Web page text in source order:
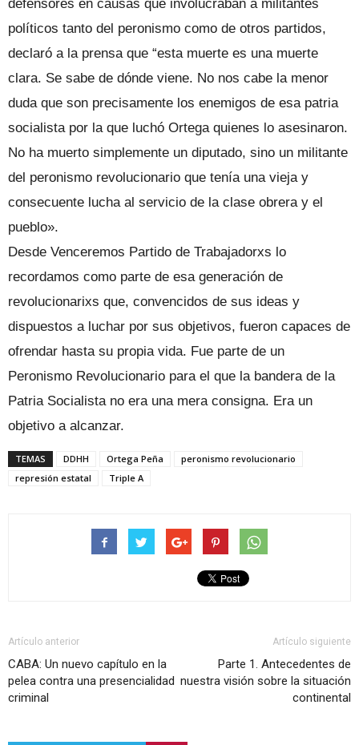
defensores en causas que involucraban a militantes
políticos tanto del peronismo como de otros partidos,
declaró a la prensa que “esta muerte es una muerte
clara. Se sabe de dónde viene. No nos cabe la menor
duda que son precisamente los enemigos de esa patria
socialista por la que luchó Ortega quienes lo asesinaron.
No ha muerto simplemente un diputado, sino un militante
del peronismo revolucionario que tenía una vieja y
consecuente lucha al servicio de la clase obrera y el
pueblo».
Desde Venceremos Partido de Trabajadorxs lo
recordamos como parte de esa generación de
revolucionarixs que, convencidos de sus ideas y
dispuestos a luchar por sus objetivos, fueron capaces de
ofrendar hasta su propia vida. Fue parte de un
Peronismo Revolucionario para el que la bandera de la
Patria Socialista no era una mera consigna. Era un
objetivo a alcanzar.
TEMAS DDHH Ortega Peña
peronismo revolucionario
represión estatal
Triple A
Artículo anterior
CABA: Un nuevo capítulo en la
pelea contra una presencialidad
criminal
Artículo siguiente
Parte 1. Antecedentes de
nuestra visión sobre la situación
continental